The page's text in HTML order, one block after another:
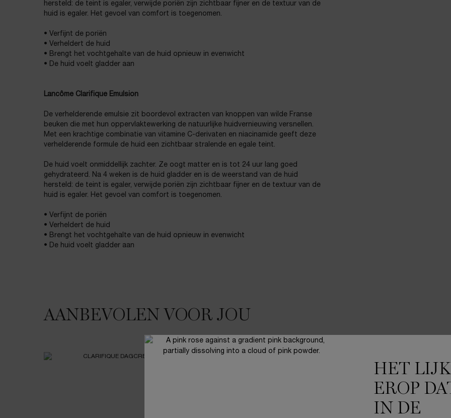
hersteld: de teint is egaler, verwijde poriën zijn zichtbaar fijner en de textuur van de
huid is egaler. Het gevoel van comfort is toegenomen.
• Verfijnt de poriën
• Verheldert de huid
• Brengt het vochtgehalte van de huid opnieuw in evenwicht
• De huid voelt gladder aan
Lancôme Clarifique Emulsion
De verhelderende emulsie zit boordevol extracten van knoppen van wilde Franse
beuken die met hun oppervlaktewerking de natuurlijke huidvernieuwing versnellen.
Met een krachtige combinatie van vitamine C-derivaten en niacinamide geeft deze
verhelderende formule de huid een zichtbaar stralende en egale teint.
De huid voelt onmiddellijk zachter. Ze oogt matter en is tot 24 uur lang goed
gehydrateerd. Na 4 weken is de huid gladder en is de weerstand van de huid
hersteld: de teint is egaler, verwijde poriën zijn zichtbaar fijner en de textuur van de
huid is egaler. Het gevoel van comfort is toegenomen.
• Verfijnt de poriën
• Verheldert de huid
• Brengt het vochtgehalte van de huid opnieuw in evenwicht
• De huid voelt gladder aan
JE HOUDT MISSCHIEN VANAANBEVOLEN VOOR JOU
HET
EROP
IN DE